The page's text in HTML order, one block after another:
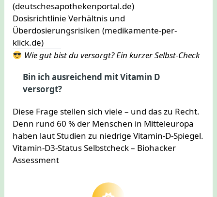
(deutschesapothekenportal.de)
Dosisrichtlinie Verhältnis und
Überdosierungsrisiken (medikamente-per-
klick.de)
Wie gut bist du versorgt? Ein kurzer Selbst-Check
Bin ich ausreichend mit Vitamin D
versorgt?
Diese Frage stellen sich viele – und das zu Recht.
Denn rund 60 % der Menschen in Mitteleuropa
haben laut Studien zu niedrige Vitamin-D-Spiegel.
Vitamin-D3-Status Selbstcheck – Biohacker
Assessment